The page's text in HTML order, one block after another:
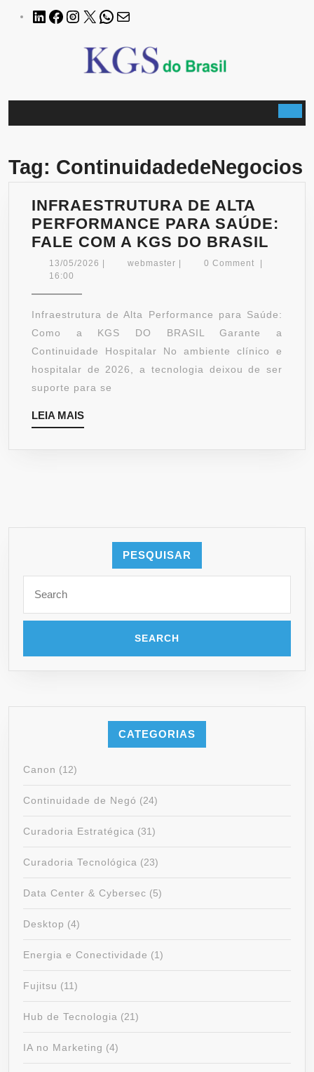
LinkedInFacebook
Instagram
X WhatsApp
Tag: ContinuidadedeNegocios
INFRAESTRUTURA DE ALTA
PERFORMANCE PARA SAÚDE:
FALE COM A KGS DO BRASIL
PARA
FALE
COM
13/05/2026 13/05/2026webmaster webmaster0 Comment
16:00
Infraestrutura de Alta Performance para Saúde:
Como a KGS DO BRASIL Garante a
Continuidade Hospitalar No ambiente clínico e
hospitalar de 2026, a tecnologia deixou de ser
suporte para se
LEIA MAISLEIA
MAIS
PESQUISAR
for:
CATEGORIAS
Canon (12)
Continuidade de Negó (24)
Curadoria Estratégica (31)
Curadoria Tecnológica (23)
Data Center & Cybersec (5)
Desktop (4)
Energia e Conectividade (1)
Fujitsu (11)
Hub de Tecnologia (21)
IA no Marketing (4)